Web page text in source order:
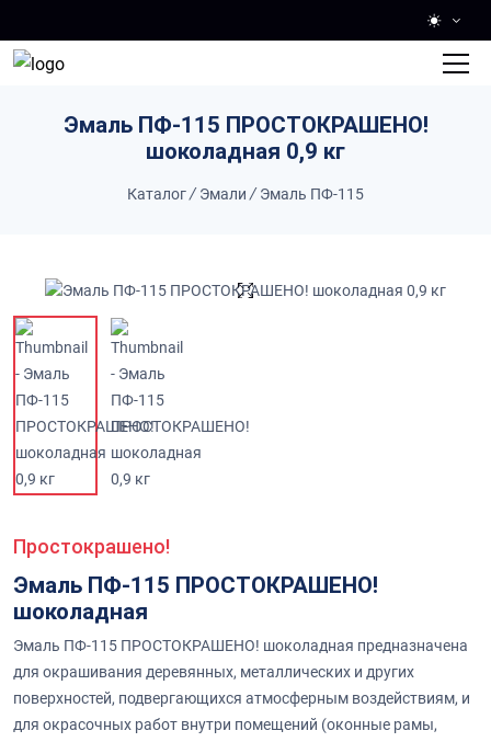
Эмаль ПФ-115 ПРОСТОКРАШЕНО!
шоколадная 0,9 кг
Каталог/ Эмали / Эмаль ПФ-115
Простокрашено!
Эмаль ПФ-115 ПРОСТОКРАШЕНО!
шоколадная
Эмаль ПФ-115 ПРОСТОКРАШЕНО! шоколадная предназначена
для окрашивания деревянных, металлических и других
поверхностей, подвергающихся атмосферным воздействиям, и
для окрасочных работ внутри помещений (оконные рамы,